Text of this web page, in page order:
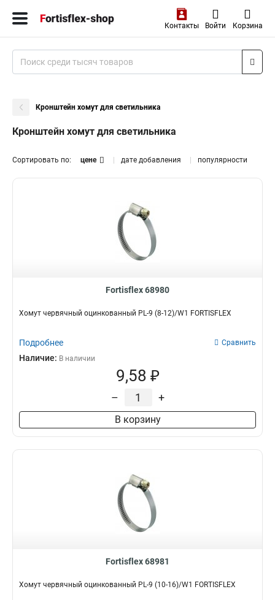
Контакты Войти Корзина
Кронштейн хомут для светильника
Кронштейн хомут для светильника
Сортировать по: цене дате добавления популярности
Fortisflex 68980
Хомут червячный оцинкованный PL-9 (8-12)/W1 FORTISFLEX
Подробнее Сравнить
Наличие: В наличии
9,58 ₽
– +
В корзину
Fortisflex 68981
Хомут червячный оцинкованный PL-9 (10-16)/W1 FORTISFLEX